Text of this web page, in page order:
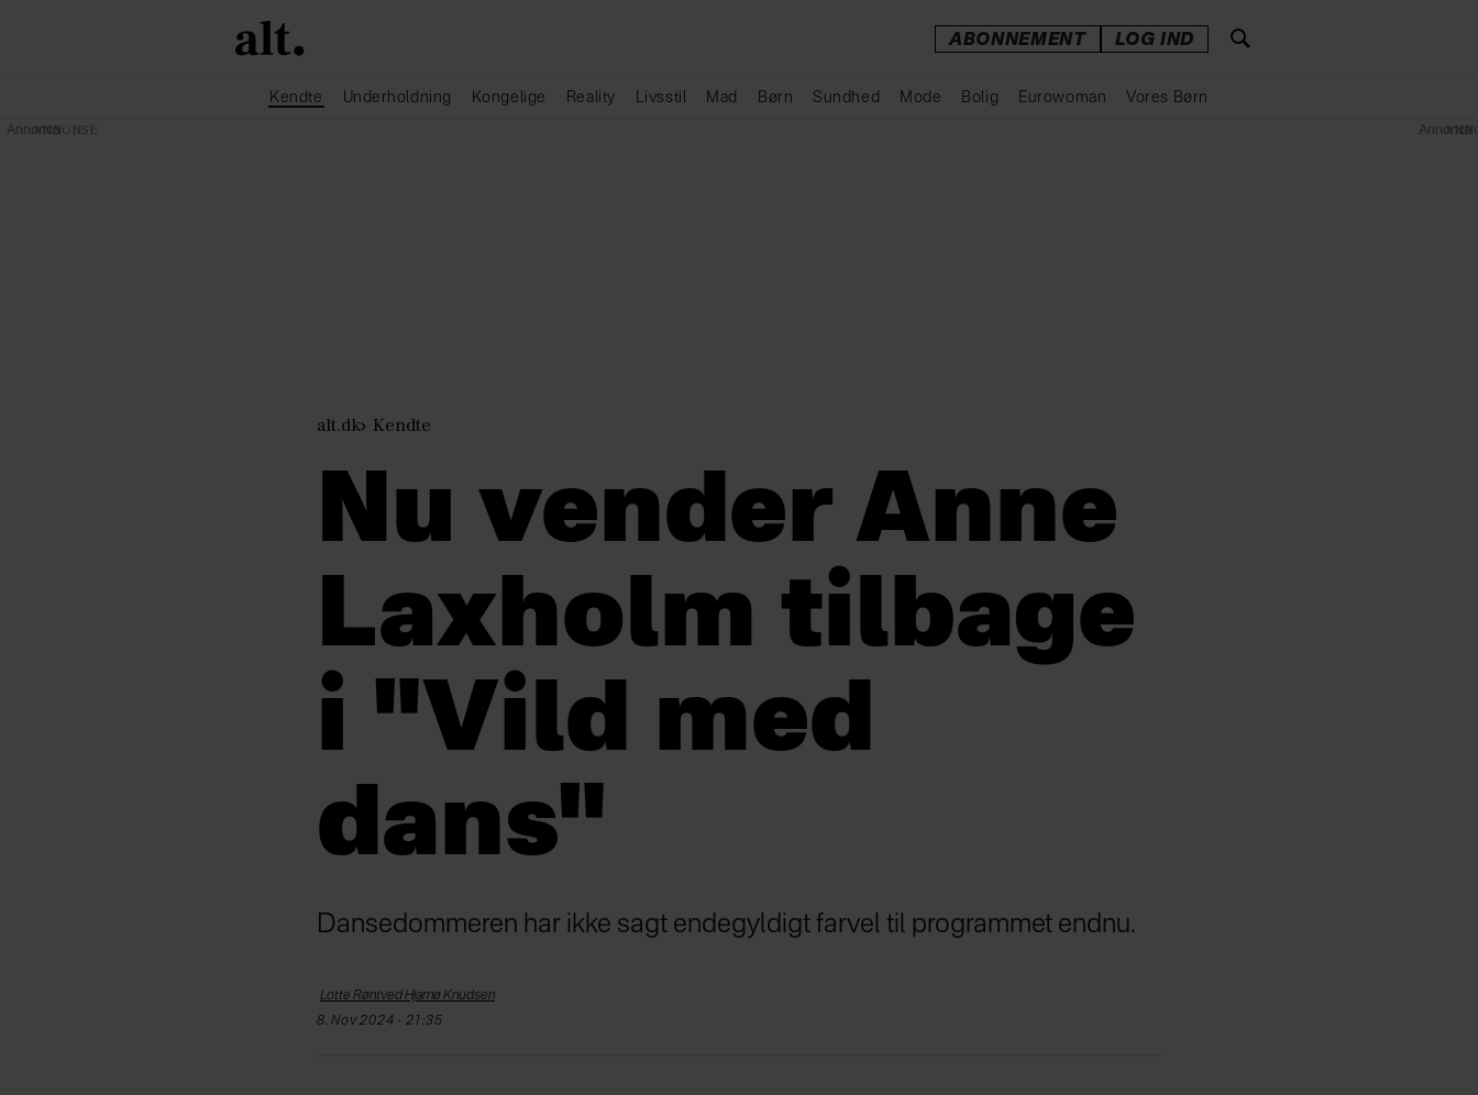
ABONNEMENT LOG IND
Kendte Underholdning Kongelige Reality Livsstil Mad Børn Sundhed Mode Bolig Eurowoman Vores Børn
alt.dk Kendte
Nu vender Anne
Laxholm tilbage
i "Vild med
dans"
Dansedommeren har ikke sagt endegyldigt farvel til programmet endnu.
Lotte Røntved HjarnøKnudsen
8. Nov 2024 - 21:35
Annonce Annonce